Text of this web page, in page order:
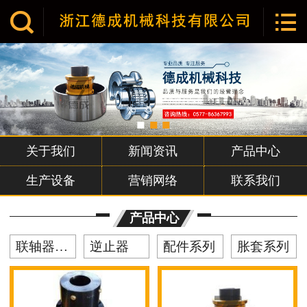
 网站首页
产品中心
新闻资讯
企业文化
荣誉资质
联系我们


关于我们 新闻资讯 产品中心
生产设备 营销网络 联系我们
产品中心
联轴器系列 逆止器 配件系列 胀套系列